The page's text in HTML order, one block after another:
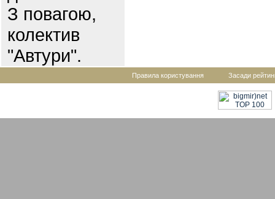
З повагою,
колектив
"Автури".
Правила користування Засади